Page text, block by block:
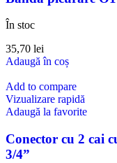
În stoc
35,70 lei
Adaugă în coș
Add to compare
Vizualizare rapidă
Adaugă la favorite
Conector cu 2 cai
3/4”